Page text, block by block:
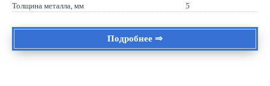
Толщина металла, мм
5
Подробнее ⇒